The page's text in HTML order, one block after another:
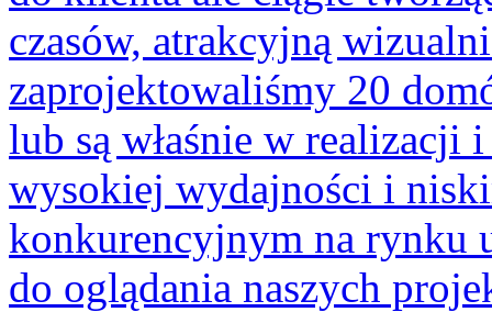
czasów, atrakcyjną
zaprojektowaliśmy 20
lub są właśnie w realizacji
wysokiej wydajności i
konkurencyjnym na rynku
do oglądania naszych